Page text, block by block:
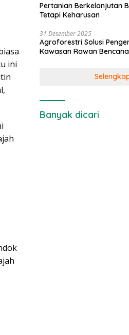
ini
Pertanian Berkelanjutan
Tetapi Keharusan
31 Desember 2025
Agroforestri Solusi
Kawasan Rawan Bencana
Banyak dicari